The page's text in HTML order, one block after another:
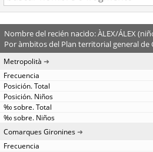
Nombre del recién nacido: ÀLEX/ÁLEX
Por àmbitos del Plan territorial general de
Metropolità
Comarques Gironines